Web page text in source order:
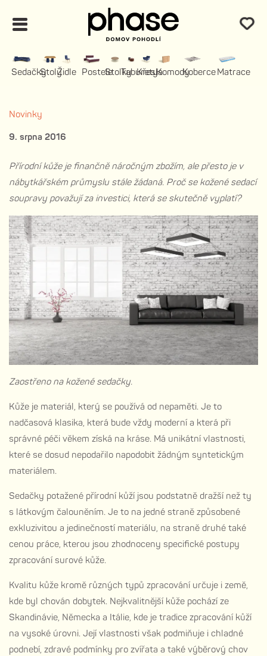
SedačkyStolyŽidle PosteleStolkyTaburety
KřeslaKomodyKoberceMatrace
Novinky
9. srpna 2016
Přírodní kůže je finančně náročným zbožím, ale přesto je v
nábytkářském průmyslu stále žádaná. Proč se kožené sedací
soupravy považují za investici, která se skutečně vyplatí?
Zaostřeno na kožené sedačky.
Kůže je materiál, který se používá od nepaměti. Je to
nadčasová klasika, která bude vždy moderní a která při
správné péči věkem získá na kráse. Má unikátní vlastnosti,
které se dosud nepodařilo napodobit žádným syntetickým
materiálem.
Sedačky potažené přírodní kůží jsou podstatně dražší než ty
s látkovým čalouněním. Je to na jedné straně způsobené
exkluzivitou a jedinečností materiálu, na straně druhé také
cenou práce, kterou jsou zhodnoceny specifické postupy
zpracování surové kůže.
Kvalitu kůže kromě různých typů zpracování určuje i země,
kde byl chován dobytek. Nejkvalitnější kůže pochází ze
Skandinávie, Německa a Itálie, kde je tradice zpracování kůží
na vysoké úrovni. Její vlastnosti však podmiňuje i chladné
podnebí, zdravé podmínky pro zvířata a také výběrový chov